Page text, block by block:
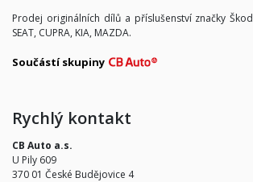
Prodej originálních dílů a příslušenství značky
SEAT, CUPRA, KIA, MAZDA.
Součástí skupiny
Rychlý kontakt
CB Auto a.s.
U Pily 609
370 01 České Budějovice 4